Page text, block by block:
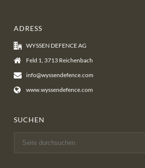
ADRESS
WYSSEN DEFENCE AG
Feld 1, 3713 Reichenbach
info@wyssendefence.com
www.wyssendefence.com
SUCHEN